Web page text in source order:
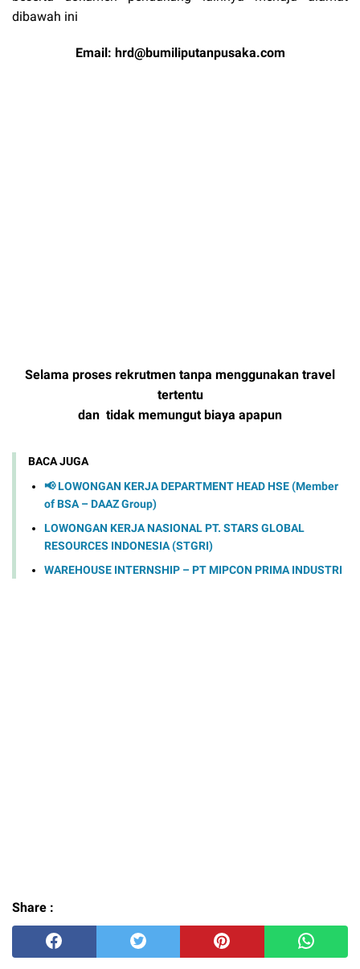
dibawah ini
Email: hrd@bumiliputanpusaka.com
Selama proses rekrutmen tanpa menggunakan travel
tertentu
dan tidak memungut biaya apapun
BACA JUGA
📢 LOWONGAN KERJA DEPARTMENT HEAD HSE (Member
of BSA – DAAZ Group)
LOWONGAN KERJA NASIONAL PT. STARS GLOBAL
RESOURCES INDONESIA (STGRI)
WAREHOUSE INTERNSHIP – PT MIPCON PRIMA INDUSTRI
Share :